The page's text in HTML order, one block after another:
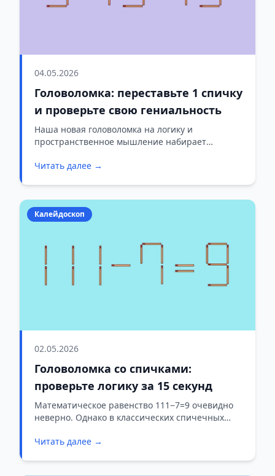
04.05.2026
Головоломка: переставьте 1 спичку
и проверьте свою гениальность
Наша новая головоломка на логику и
пространственное мышление набирает
вами неверное математическое равенство,
верным. На всё даётся 13 секунд. Справитесь?
Читать далее →
Калейдоскоп
02.05.2026
Головоломка со спичками:
проверьте логику за 15 секунд
Математическое равенство 111−7=9 очевидно
неверно. Однако в классических спичечных
сложных вычислениях, а в умении увидеть
Читать далее →